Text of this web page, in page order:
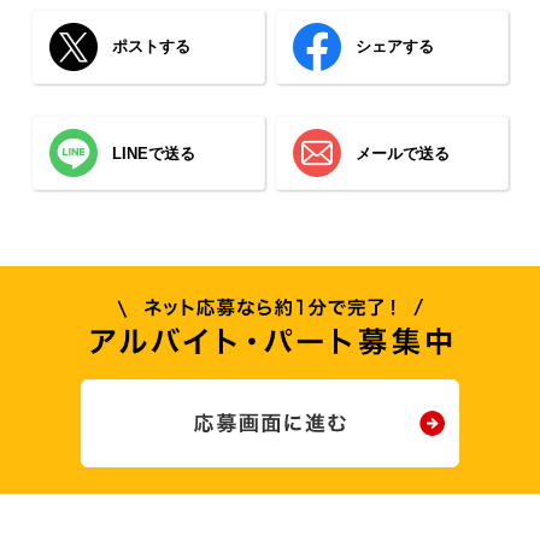
ポストする シェアする
LINEで送る メールで送る